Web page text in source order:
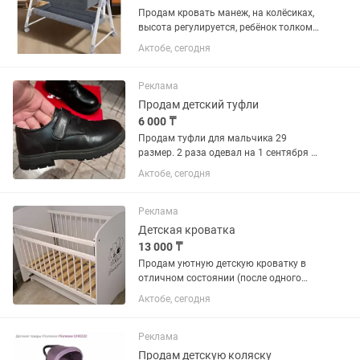
Продам кровать манеж, на колёсиках,
высота регулируется, ребёнок толком
не лежал, в подарок шезлонг и
развивающий коврик
Актобе, сегодня
Реклама
Продам детский туфли
6 000 ₸
Продам туфли для мальчика 29
размер. 2 раза одевал на 1 сентября и
больше не носит. Состояние отличное .
Чек все есть, покупала за 14990тг.
Актобе, сегодня
Реклама
Детская кроватка
13 000 ₸
Продам уютную детскую кроватку в
отличном состоянии (после одного
ребенка). Передняя стенка опускается,
маятник с возможностью фиксации,
белья. В комплекте:...
Актобе, сегодня
Реклама
Продам детскую коляску